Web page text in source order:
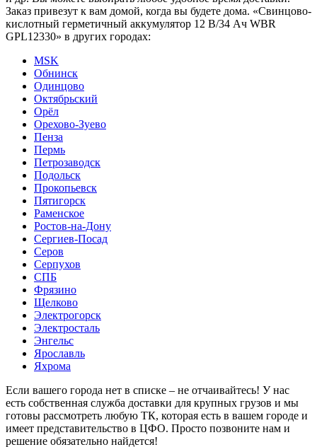
Заказ привезут к вам домой, когда вы будете дома. «Свинцово-
кислотный герметичный аккумулятор 12 В/34 Ач WBR
GPL12330» в других городах:
MSK
Обнинск
Одинцово
Октябрьский
Орёл
Орехово-Зуево
Пенза
Пермь
Петрозаводск
Подольск
Прокопьевск
Пятигорск
Раменское
Ростов-на-Дону
Сергиев-Посад
Серов
Серпухов
СПБ
Фрязино
Щелково
Электрогорск
Электросталь
Энгельс
Ярославль
Яхрома
Если вашего города нет в списке – не отчаивайтесь! У нас
есть собственная служба доставки для крупных грузов и мы
готовы рассмотреть любую ТК, которая есть в вашем городе и
имеет представительство в ЦФО. Просто позвоните нам и
решение обязательно найдется!